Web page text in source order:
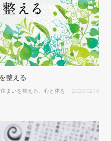
整える
まいを整える。心と体を
2020.12.14